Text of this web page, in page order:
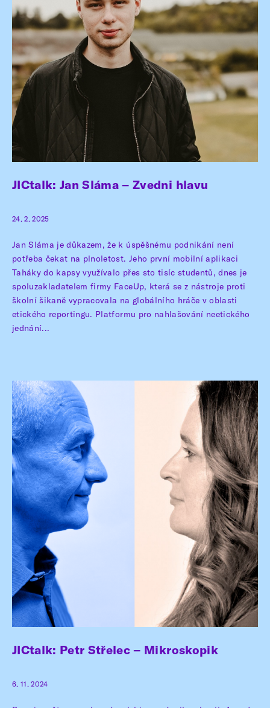
JICtalk: Jan Sláma – Zvedni hlavu
24. 2. 2025
Jan Sláma je důkazem, že k úspěšnému podnikání není
potřeba čekat na plnoletost. Jeho první mobilní aplikaci
Taháky do kapsy využívalo přes sto tisíc studentů, dnes je
spoluzakladatelem firmy FaceUp, která se z nástroje proti
školní šikaně vypracovala na globálního hráče v oblasti
etického reportingu. Platformu pro nahlašování neetického
jednání...
JICtalk: Petr Střelec – Mikroskopik
6. 11. 2024